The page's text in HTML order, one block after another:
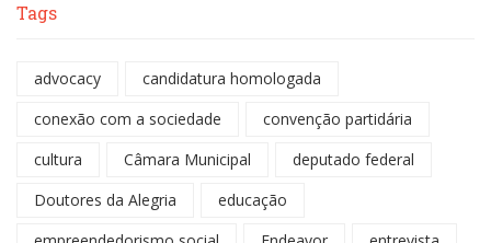
Tags
advocacy
candidatura homologada
conexão com a sociedade
convenção partidária
cultura
Câmara Municipal
deputado federal
Doutores da Alegria
educação